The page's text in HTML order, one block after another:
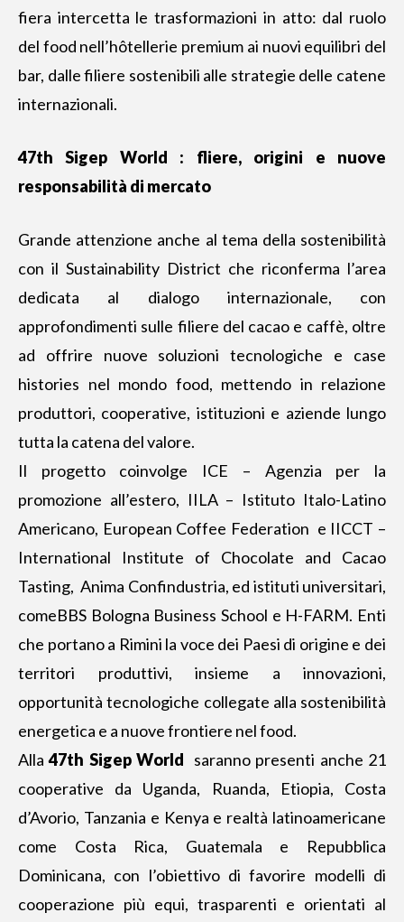
fiera intercetta le trasformazioni in atto: dal ruolo
del food nell’hôtellerie premium ai nuovi equilibri del
bar, dalle filiere sostenibili alle strategie delle catene
internazionali.
47th Sigep World : fliere, origini e nuove
responsabilità di mercato
Grande attenzione anche al tema della sostenibilità
con il Sustainability District che riconferma l’area
dedicata al dialogo internazionale, con
approfondimenti sulle filiere del cacao e caffè, oltre
ad offrire nuove soluzioni tecnologiche e case
histories nel mondo food, mettendo in relazione
produttori, cooperative, istituzioni e aziende lungo
tutta la catena del valore.
Il progetto coinvolge ICE – Agenzia per la
promozione all’estero, IILA – Istituto Italo-Latino
Americano, European Coffee Federation e IICCT –
International Institute of Chocolate and Cacao
Tasting, Anima Confindustria, ed istituti universitari,
comeBBS Bologna Business School e H-FARM. Enti
che portano a Rimini la voce dei Paesi di origine e dei
territori produttivi, insieme a innovazioni,
opportunità tecnologiche collegate alla sostenibilità
energetica e a nuove frontiere nel food.
Alla47th Sigep World saranno presenti anche 21
cooperative da Uganda, Ruanda, Etiopia, Costa
d’Avorio, Tanzania e Kenya e realtà latinoamericane
come Costa Rica, Guatemala e Repubblica
Dominicana, con l’obiettivo di favorire modelli di
cooperazione più equi, trasparenti e orientati al